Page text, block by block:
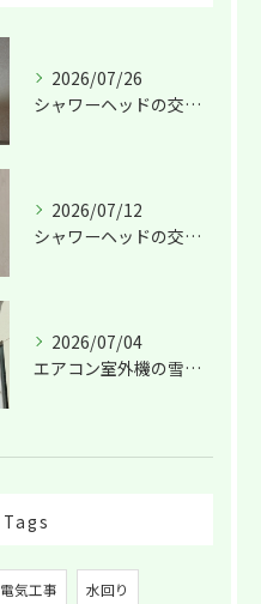
2026/07/26
シャワーヘッドの交換は！
2026/07/12
シャワーヘッドの交換は！
2026/07/04
エアコン室外機の雪害！
Tags
電気工事 水回り